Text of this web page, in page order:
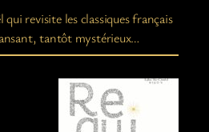
revisite les classiques français
tantôt mystérieux…